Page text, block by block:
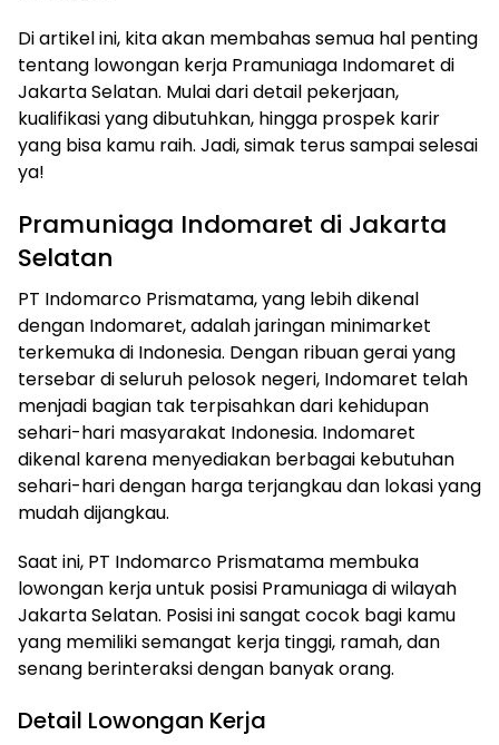
Di artikel ini, kita akan membahas semua hal penting
tentang lowongan kerja Pramuniaga Indomaret di
Jakarta Selatan. Mulai dari detail pekerjaan,
kualifikasi yang dibutuhkan, hingga prospek karir
yang bisa kamu raih. Jadi, simak terus sampai selesai
ya!
Pramuniaga Indomaret di Jakarta
Selatan
PT Indomarco Prismatama, yang lebih dikenal
dengan Indomaret, adalah jaringan minimarket
terkemuka di Indonesia. Dengan ribuan gerai yang
tersebar di seluruh pelosok negeri, Indomaret telah
menjadi bagian tak terpisahkan dari kehidupan
sehari-hari masyarakat Indonesia. Indomaret
dikenal karena menyediakan berbagai kebutuhan
sehari-hari dengan harga terjangkau dan lokasi yang
mudah dijangkau.
Saat ini, PT Indomarco Prismatama membuka
lowongan kerja untuk posisi Pramuniaga di wilayah
Jakarta Selatan. Posisi ini sangat cocok bagi kamu
yang memiliki semangat kerja tinggi, ramah, dan
senang berinteraksi dengan banyak orang.
Detail Lowongan Kerja